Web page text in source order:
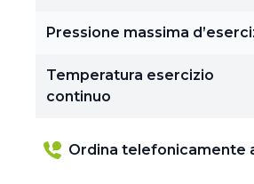
Pressione massima
Temperatura esercizio
continuo
Ordina telefonicamente